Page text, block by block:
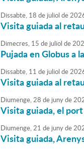
Dissabte, 18 de juliol de
Visita guiada al
Dimecres, 15 de juliol de
Pujada en Globus a
Dissabte, 11 de juliol de
Visita guiada al
Diumenge,28 de junyde
Visita guiada, el
Diumenge,21 de junyde
Visita guiada,